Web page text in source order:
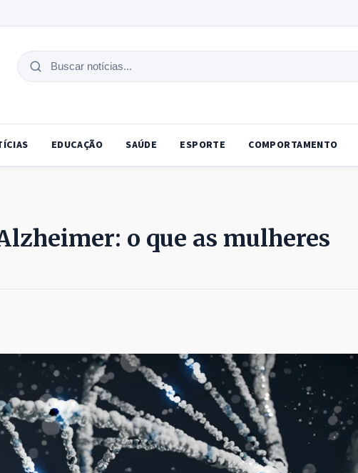
Buscar
EDUCAÇÃO SAÚDE ESPORTE COMPORTAMENTO
o que as mulheres